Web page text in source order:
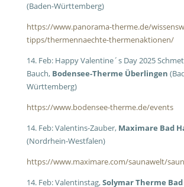
(Baden-Württemberg)
https://www.panorama-therme.de/
tipps/thermennaechte-thermenaktionen/
14. Feb: Happy Valentine´s Day 2025
Bauch, Bodensee-Therme Überlingen
Württemberg)
https://www.bodensee-therme.de/events
14. Feb: Valentins-Zauber, Maximare Bad
(Nordrhein-Westfalen)
https://www.maximare.com/saunawelt/
14. Feb: Valentinstag,Solymar Therme